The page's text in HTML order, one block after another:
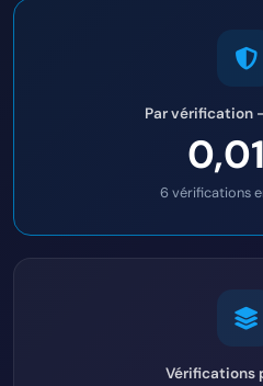
Par vérification
6 vérifications
Vérifications